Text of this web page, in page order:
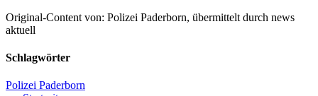
Original-Content von: Polizei Paderborn, übermittelt durch news
aktuell
Schlagwörter
Polizei Paderborn